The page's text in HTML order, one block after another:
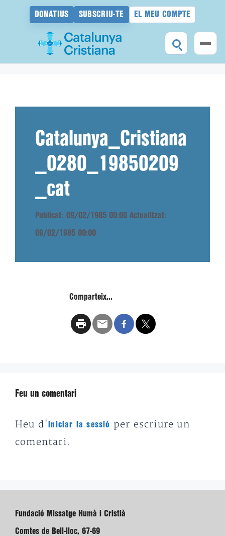
DONATIUS SUBSCRIU-TE EL MEU COMPTE
Catalunya_Cristiana
_0280_19850209
_cat
Publicat: 09/02/1985 00:00 Actualitzat:
09/02/1985 00:00
Comparteix...
Feu un comentari
Heu d'iniciar la sessió
per escriure un
comentari.
Fundació Missatge Humà i Cristià
Comtes de Bell-lloc, 67-69